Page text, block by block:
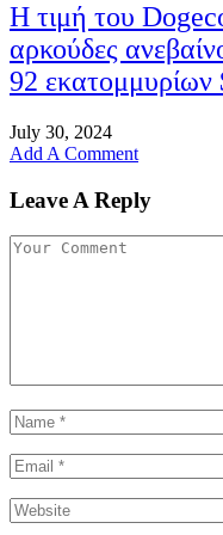
Η τιμή του
αρκούδες
92 εκατομμυρίων
July 30, 2024
Add A Comment
Leave A Reply